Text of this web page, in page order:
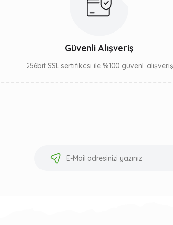
Güvenli Alışveriş
256bit SSL sertifikası ile %100 güvenli alışveriş